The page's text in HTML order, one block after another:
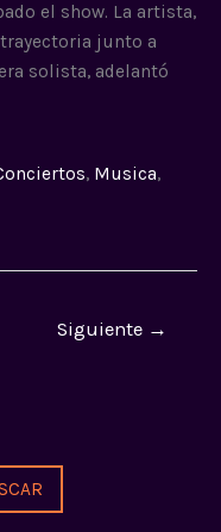
el show. La artista,
junto a
solista, adelantó
, Musica,
Siguiente →